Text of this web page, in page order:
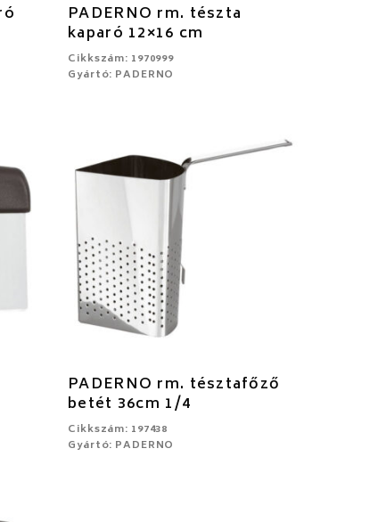
PADERNO rm. tészta
kaparó 12×16 cm
Cikkszám: 1970999
Gyártó: PADERNO
PADERNO rm. tésztafőző
betét 36cm 1/4
Cikkszám: 197438
Gyártó: PADERNO